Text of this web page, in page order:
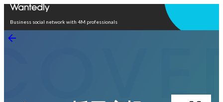
Business social network with 4M professionals